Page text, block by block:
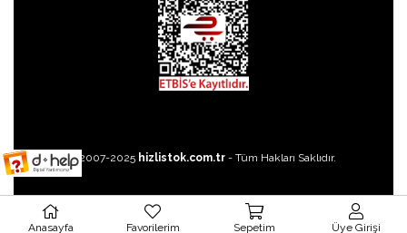
©2007-2025 hizlistok.com.tr - Tüm Hakları Saklıdır.
Anasayfa Favorilerim Sepetim Üye Girişi